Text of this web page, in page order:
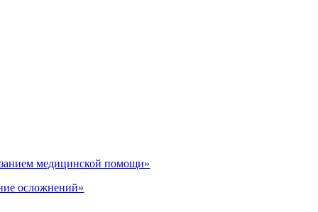
медицинской помощи»
осложнений»